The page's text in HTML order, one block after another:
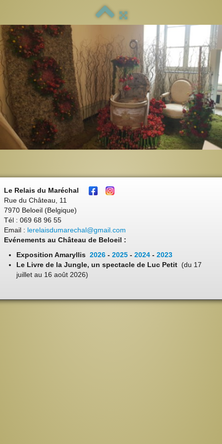
Le Relais du Maréchal
Rue du Château, 11
7970 Beloeil (Belgique)
Tél : 069 68 96 55
Email : lerelaisdumarechal@gmail.com
Evénements au Château de Beloeil :
Exposition Amaryllis 2026 - 2025 - 2024 - 2023
Le Livre de la Jungle, un spectacle de Luc Petit (du 17
juillet au 16 août 2026)